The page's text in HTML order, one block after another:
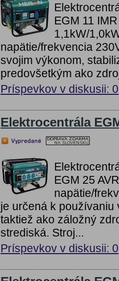
EGM 11
1,1kW/
napätie/frekvencia
svojim výkonom,
predovšetkým ako
Príspevkov v diskusii: 0
Elektrocentrála
EGM 25
napätie/
je určená k používaniu
taktiež ako záložný
strediská. Stroj...
Príspevkov v diskusii: 0